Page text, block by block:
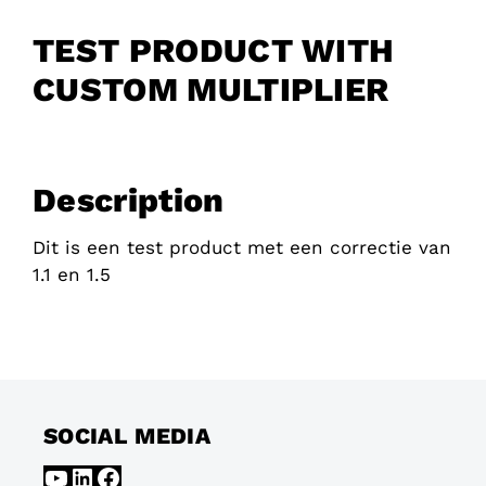
TEST PRODUCT WITH
CUSTOM MULTIPLIER
Description
Dit is een test product met een correctie van
1.1 en 1.5
SOCIAL MEDIA
YouTube
LinkedIn
Facebook